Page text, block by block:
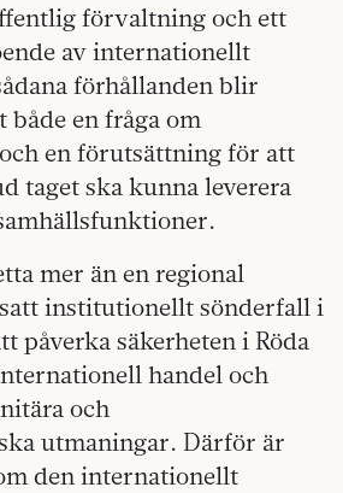
förvaltning och ett
av internationellt
förhållanden blir
en fråga om
en förutsättning för att
taget ska kunna leverera
mer än en regional
institutionellt sönderfall i
påverka säkerheten i Röda
handel och
och
utmaningar. Därför är
den internationellt